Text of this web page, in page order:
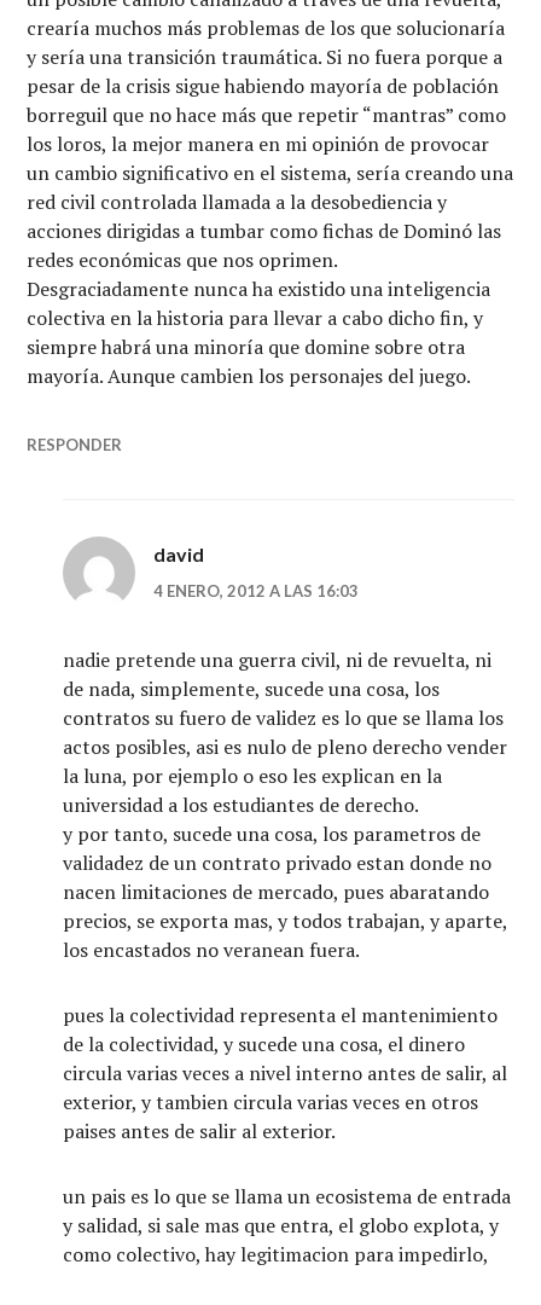
crearía muchos más problemas de los que solucionaría
y sería una transición traumática. Si no fuera porque a
pesar de la crisis sigue habiendo mayoría de población
borreguil que no hace más que repetir “mantras” como
los loros, la mejor manera en mi opinión de provocar
un cambio significativo en el sistema, sería creando una
red civil controlada llamada a la desobediencia y
acciones dirigidas a tumbar como fichas de Dominó las
redes económicas que nos oprimen.
Desgraciadamente nunca ha existido una inteligencia
colectiva en la historia para llevar a cabo dicho fin, y
siempre habrá una minoría que domine sobre otra
mayoría. Aunque cambien los personajes del juego.
RESPONDER
david
4 ENERO, 2012 A LAS 16:03
nadie pretende una guerra civil, ni de revuelta, ni
de nada, simplemente, sucede una cosa, los
contratos su fuero de validez es lo que se llama los
actos posibles, asi es nulo de pleno derecho vender
la luna, por ejemplo o eso les explican en la
universidad a los estudiantes de derecho.
y por tanto, sucede una cosa, los parametros de
validadez de un contrato privado estan donde no
nacen limitaciones de mercado, pues abaratando
precios, se exporta mas, y todos trabajan, y aparte,
los encastados no veranean fuera.
pues la colectividad representa el mantenimiento
de la colectividad, y sucede una cosa, el dinero
circula varias veces a nivel interno antes de salir, al
exterior, y tambien circula varias veces en otros
paises antes de salir al exterior.
un pais es lo que se llama un ecosistema de entrada
y salidad, si sale mas que entra, el globo explota, y
como colectivo, hay legitimacion para impedirlo,